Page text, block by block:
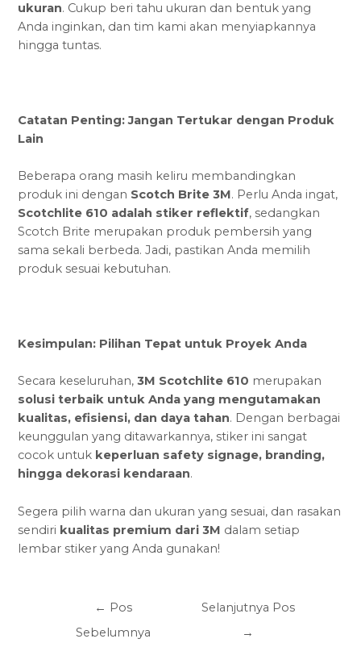
ukuran. Cukup beri tahu ukuran dan bentuk yang
Anda inginkan, dan tim kami akan menyiapkannya
hingga tuntas.
Catatan Penting: Jangan Tertukar dengan Produk
Lain
Beberapa orang masih keliru membandingkan
produk ini dengan Scotch Brite 3M. Perlu Anda ingat,
Scotchlite 610 adalah stiker reflektif, sedangkan
Scotch Brite merupakan produk pembersih yang
sama sekali berbeda. Jadi, pastikan Anda memilih
produk sesuai kebutuhan.
Kesimpulan: Pilihan Tepat untuk Proyek Anda
Secara keseluruhan,3M Scotchlite 610 merupakan
solusi terbaik untuk Anda yang mengutamakan
kualitas, efisiensi, dan daya tahan. Dengan berbagai
keunggulan yang ditawarkannya, stiker ini sangat
cocok untuk keperluan safety signage, branding,
hingga dekorasi kendaraan.
Segera pilih warna dan ukuran yang sesuai, dan rasakan
sendiri kualitas premium dari 3M dalam setiap
lembar stiker yang Anda gunakan!
← Pos
Sebelumnya
Selanjutnya Pos
→